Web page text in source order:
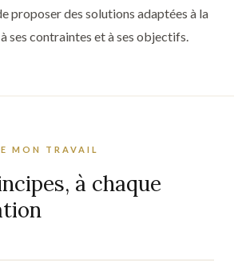
proposer des solutions adaptées à la
ses contraintes et à ses objectifs.
MON TRAVAIL
à chaque